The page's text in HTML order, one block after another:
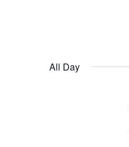
All Day